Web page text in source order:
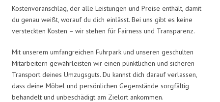
Kostenvoranschlag, der alle Leistungen und Preise enthält, damit
du genau weißt, worauf du dich einlässt. Bei uns gibt es keine
versteckten Kosten – wir stehen für Fairness und Transparenz.
Mit unserem umfangreichen Fuhrpark und unseren geschulten
Mitarbeitern gewährleisten wir einen pünktlichen und sicheren
Transport deines Umzugsguts. Du kannst dich darauf verlassen,
dass deine Möbel und persönlichen Gegenstände sorgfältig
behandelt und unbeschädigt am Zielort ankommen.